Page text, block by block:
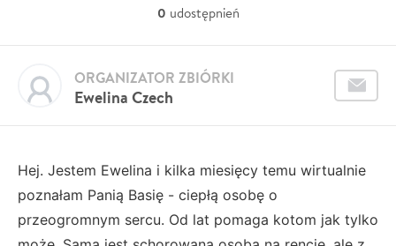
0 udostępnień
Ewelina Czech
ORGANIZATOR ZBIÓRKI
Hej. Jestem Ewelina i kilka miesięcy temu wirtualnie
poznałam Panią Basię - ciepłą osobę o
przeogromnym sercu. Od lat pomaga kotom jak tylko